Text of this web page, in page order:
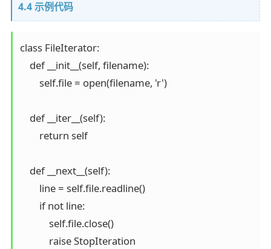
4.4 示例代码
class FileIterator:
    def __init__(self, filename):
        self.file = open(filename, 'r')
    def __iter__(self):
        return self
    def __next__(self):
        line = self.file.readline()
        if not line:
            self.file.close()
            raise StopIteration